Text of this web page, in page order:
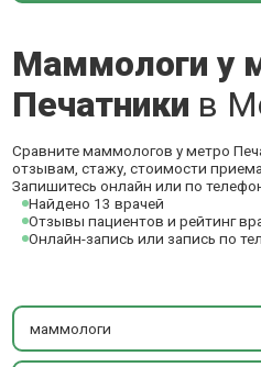
Маммологи у
Печатники в
Сравните маммологов у метро
отзывам, стажу, стоимости
Запишитесь онлайн или по
Найдено 13 врачей
Отзывы пациентов и рейтинг
Онлайн-запись или запись по
маммологи